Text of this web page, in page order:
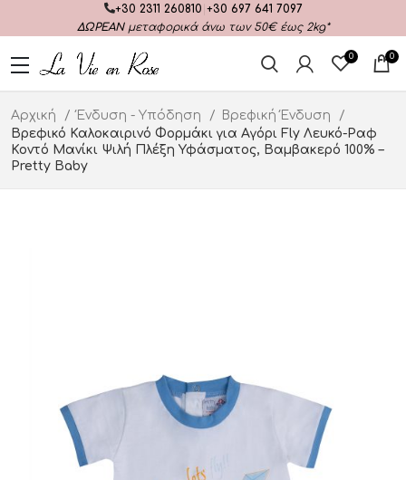
+30 2311 260810 +30 697 641 7097
ΔΩΡΕΑΝμεταφορικά άνω των 50€ έως 2kg*
0 0
Αρχική Ένδυση - Υπόδηση
Βρεφική Ένδυση
Βρεφικό Καλοκαιρινό Φορμάκι για Αγόρι Fly Λευκό-Ραφ
Κοντό Μανίκι Ψιλή Πλέξη Υφάσματος, Βαμβακερό 100% –
Pretty Baby